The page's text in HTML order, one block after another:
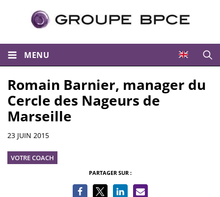
MENU
Romain Barnier, manager du
Cercle des Nageurs de
Marseille
Informations
23 JUIN 2015
VOTRE COACH
PARTAGER SUR :